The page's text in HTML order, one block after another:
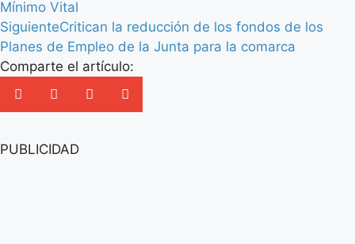
Mínimo Vital
SiguienteCritican la reducción de los fondos de los
Planes de Empleo de la Junta para la comarca
Comparte el artículo:
PUBLICIDAD